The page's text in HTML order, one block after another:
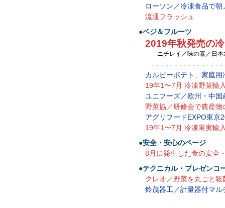
ローソン／冷凍食品で
流通フラッシュ
●ベジ＆フルーツ
2019年秋発売の
ニチレイ／味の素／日本
- - - - - - - - - - - - - - - -
カルビーポテト、家庭
19年1〜7月 冷凍野菜輸
ユニフーズ／欧州・中国
野菜協／研修会で農産
アグリフードEXPO東京
19年1〜7月 冷凍果実輸
●安全・安心のページ
8月に発生した食の安全
●テクニカル・プレゼンコ
クレオ／野菜を丸ごと
鈴茂器工／計量器付マ